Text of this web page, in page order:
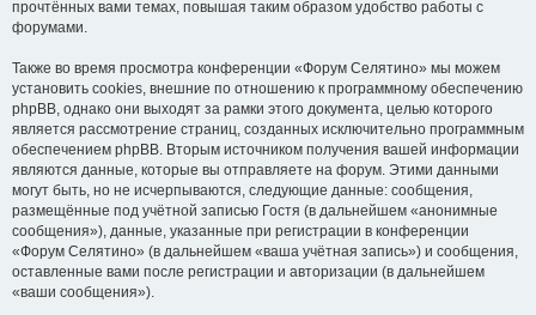
прочтённых вами темах, повышая таким образом удобство работы с
форумами.
Также во время просмотра конференции «Форум Селятино» мы можем
установить cookies, внешние по отношению к программному обеспечению
phpBB, однако они выходят за рамки этого документа, целью которого
является рассмотрение страниц, созданных исключительно программным
обеспечением phpBB. Вторым источником получения вашей информации
являются данные, которые вы отправляете на форум. Этими данными
могут быть, но не исчерпываются, следующие данные: сообщения,
размещённые под учётной записью Гостя (в дальнейшем «анонимные
сообщения»), данные, указанные при регистрации в конференции
«Форум Селятино» (в дальнейшем «ваша учётная запись») и сообщения,
оставленные вами после регистрации и авторизации (в дальнейшем
«ваши сообщения»).